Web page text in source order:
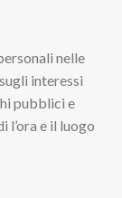
nelle
interessi
pubblici e
l’ora e il luogo